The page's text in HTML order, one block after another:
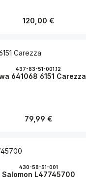
Regulärer Preis:
120,00 €
437-83-51-001.12
641068 6151 Carezza
Regulärer Preis:
79,99 €
430-58-51-001
Salomon L47745700